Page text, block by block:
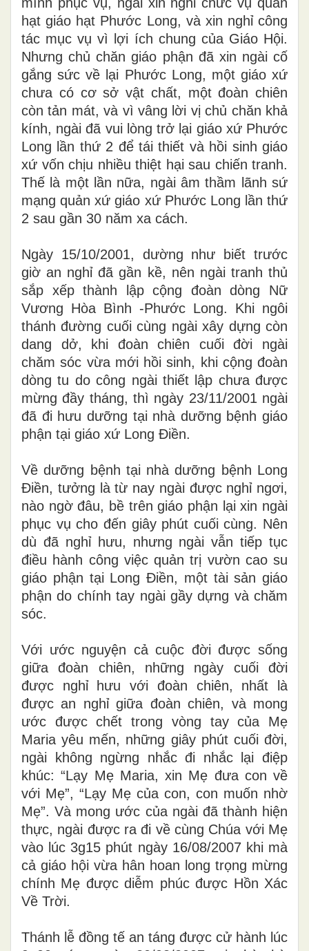
hạt giáo hạt Phước Long, và xin nghỉ công
tác mục vụ vì lợi ích chung của Giáo Hội.
Nhưng chủ chăn giáo phận đã xin ngài cố
gắng sức về lại Phước Long, một giáo xứ
chưa có cơ sở vật chất, một đoàn chiên
còn tản mát, và vì vâng lời vị chủ chăn khả
kính, ngài đã vui lòng trở lại giáo xứ Phước
Long lần thứ 2 để tái thiết và hồi sinh giáo
xứ vốn chịu nhiều thiệt hại sau chiến tranh.
Thế là một lần nữa, ngài âm thầm lãnh sứ
mạng quản xứ giáo xứ Phước Long lần thứ
2 sau gần 30 năm xa cách.
Ngày 15/10/2001, dường như biết trước
giờ an nghỉ đã gần kề, nên ngài tranh thủ
sắp xếp thành lập cộng đoàn dòng Nữ
Vương Hòa Bình -Phước Long. Khi ngôi
thánh đường cuối cùng ngài xây dựng còn
dang dở, khi đoàn chiên cuối đời ngài
chăm sóc vừa mới hồi sinh, khi cộng đoàn
dòng tu do công ngài thiết lập chưa được
mừng đầy tháng, thì ngày 23/11/2001 ngài
đã đi hưu dưỡng tại nhà dưỡng bệnh giáo
phận tại giáo xứ Long Điền.
Về dưỡng bệnh tại nhà dưỡng bệnh Long
Điền, tưởng là từ nay ngài được nghỉ ngơi,
nào ngờ đâu, bề trên giáo phận lại xin ngài
phục vụ cho đến giây phút cuối cùng. Nên
dù đã nghỉ hưu, nhưng ngài vẫn tiếp tục
điều hành công việc quản trị vườn cao su
giáo phận tại Long Điền, một tài sản giáo
phận do chính tay ngài gầy dựng và chăm
sóc.
Với ước nguyện cả cuộc đời được sống
giữa đoàn chiên, những ngày cuối đời
được nghỉ hưu với đoàn chiên, nhất là
được an nghỉ giữa đoàn chiên, và mong
ước được chết trong vòng tay của Mẹ
Maria yêu mến, những giây phút cuối đời,
ngài không ngừng nhắc đi nhắc lại điệp
khúc: “Lạy Mẹ Maria, xin Mẹ đưa con về
với Mẹ”, “Lạy Mẹ của con, con muốn nhờ
Mẹ”. Và mong ước của ngài đã thành hiện
thực, ngài được ra đi về cùng Chúa với Mẹ
vào lúc 3g15 phút ngày 16/08/2007 khi mà
cả giáo hội vừa hân hoan long trọng mừng
chính Mẹ được diễm phúc được Hồn Xác
Về Trời.
Thánh lễ đồng tế an táng được cử hành lúc